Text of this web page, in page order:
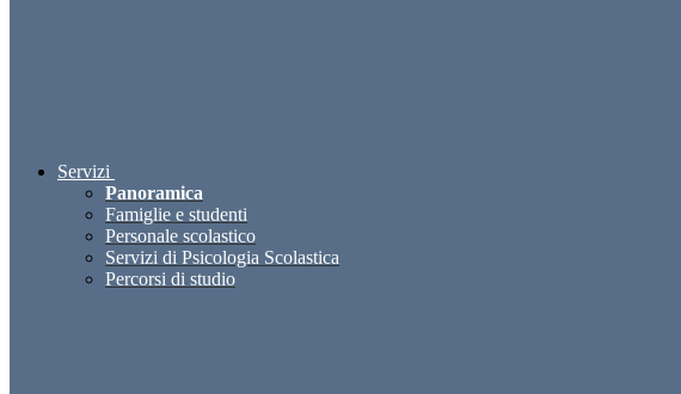
Servizi
Panoramica
Famiglie e studenti
Personale scolastico
Servizi di Psicologia Scolastica
Percorsi di studio